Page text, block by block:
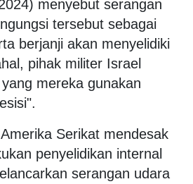
menyebut serangan
tersebut sebagai
berjanji akan menyelidiki
pihak militer Israel
mereka gunakan
Serikat mendesak
penyelidikan internal
serangan udara